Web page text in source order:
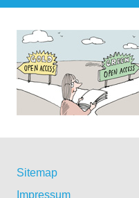
Sitemap
Impressum